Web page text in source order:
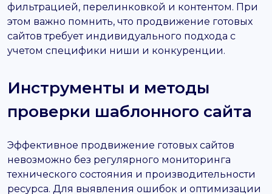
фильтрацией, перелинковкой и контентом. При
этом важно помнить, что продвижение готовых
сайтов требует индивидуального подхода с
учетом специфики ниши и конкуренции.
Инструменты и методы
проверки шаблонного сайта
Эффективное продвижение готовых сайтов
невозможно без регулярного мониторинга
технического состояния и производительности
ресурса. Для выявления ошибок и оптимизации